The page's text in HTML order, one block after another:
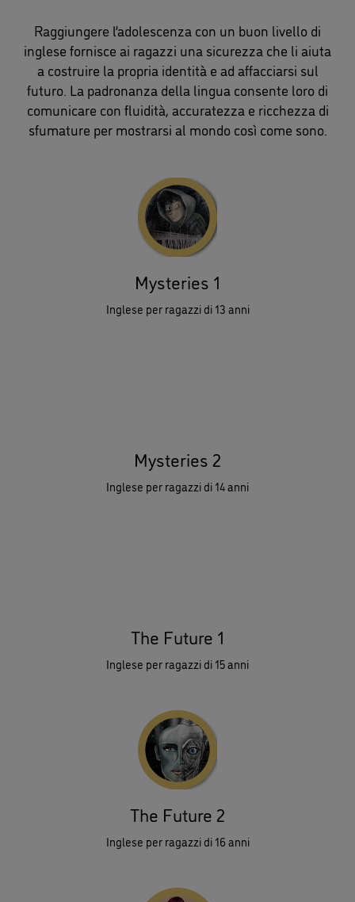
Raggiungere l’adolescenza con un buon livello di
inglese fornisce ai ragazzi una sicurezza che li aiuta
a costruire la propria identità e ad affacciarsi sul
futuro. La padronanza della lingua consente loro di
comunicare con fluidità, accuratezza e ricchezza di
sfumature per mostrarsi al mondo così come sono.
Mysteries 1
Inglese per ragazzi di 13 anni
Mysteries 2
Inglese per ragazzi di 14 anni
The Future 1
Inglese per ragazzi di 15 anni
The Future 2
Inglese per ragazzi di 16 anni